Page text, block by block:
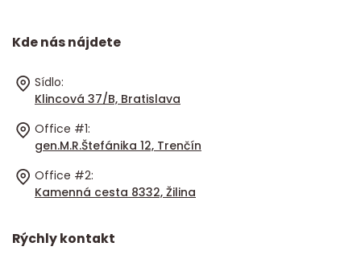
Kde nás nájdete
Sídlo:
Klincová 37/B, Bratislava
Office #1:
gen.M.R.Štefánika 12, Trenčín
Office #2:
Kamenná cesta 8332, Žilina
Rýchly kontakt